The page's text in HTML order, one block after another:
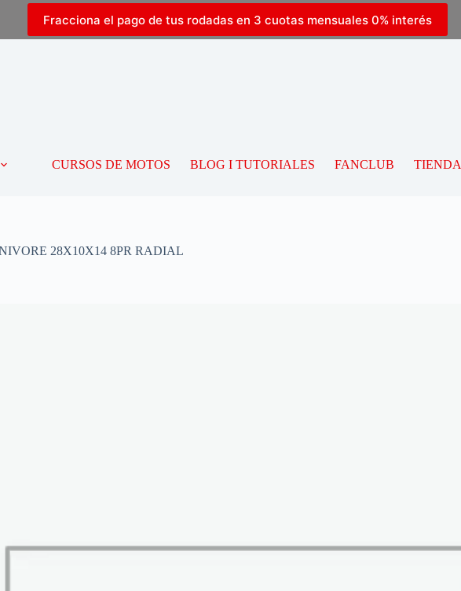
Fracciona el pago de tus rodadas en 3 cuotas mensuales 0% interés
CURSOS DE MOTOS BLOG I TUTORIALES FANCLUB TIENDA
28X10X14 8PR RADIAL